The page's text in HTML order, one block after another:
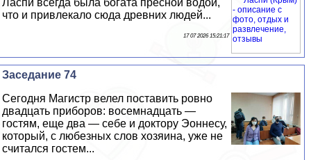
Ласпи всегда была богата пресной водой,
что и привлекало сюда древних людей...
17 07 2026 15:21:17
Заседание 74
Сегодня Магистр велел поставить ровно
двадцать приборов: восемнадцать —
гостям, еще два — себе и доктору Эоннесу,
который, с любезных слов хозяина, уже не
считался гостем...